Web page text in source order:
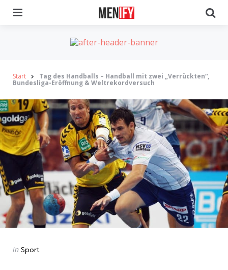
Start Tag des Handballs – Handball mit zwei „Verrückten“,
Bundesliga-Eröffnung & Weltrekordversuch
Categories
Posted
in Sport